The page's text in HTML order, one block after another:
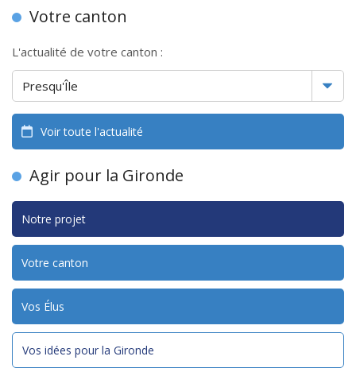
Votre canton
L'actualité de votre canton :
Voir toute l'actualité
Agir pour la Gironde
Notre projet
Votre canton
Vos Élus
Vos idées pour la Gironde